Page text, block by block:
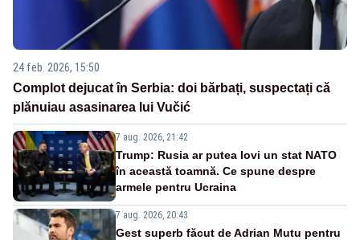
24 feb. 2026, 15:50
Complot dejucat în Serbia: doi bărbați, suspectați că
plănuiau asasinarea lui Vučić
7 aug. 2026, 21:42
Trump: Rusia ar putea lovi un stat NATO
în această toamnă. Ce spune despre
armele pentru Ucraina
7 aug. 2026, 20:43
Gest superb făcut de Adrian Mutu pentru